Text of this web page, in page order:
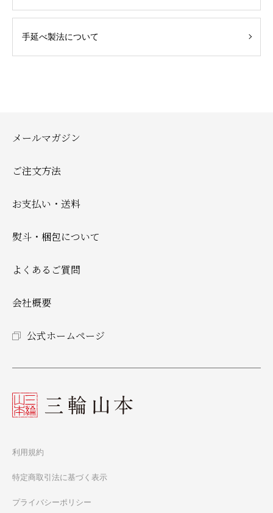
手延べ製法について
メールマガジン
ご注文方法
お支払い・送料
熨斗・梱包について
よくあるご質問
会社概要
公式ホームページ
利用規約
特定商取引法に基づく表示
プライバシーポリシー